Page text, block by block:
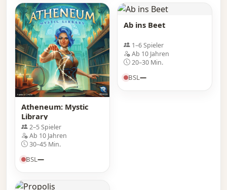
Atheneum: Mystic
Library
2–5 Spieler
Ab 10 Jahren
30–45 Min.
BSL—
Ab ins Beet
1–6 Spieler
Ab 10 Jahren
20–30 Min.
BSL—